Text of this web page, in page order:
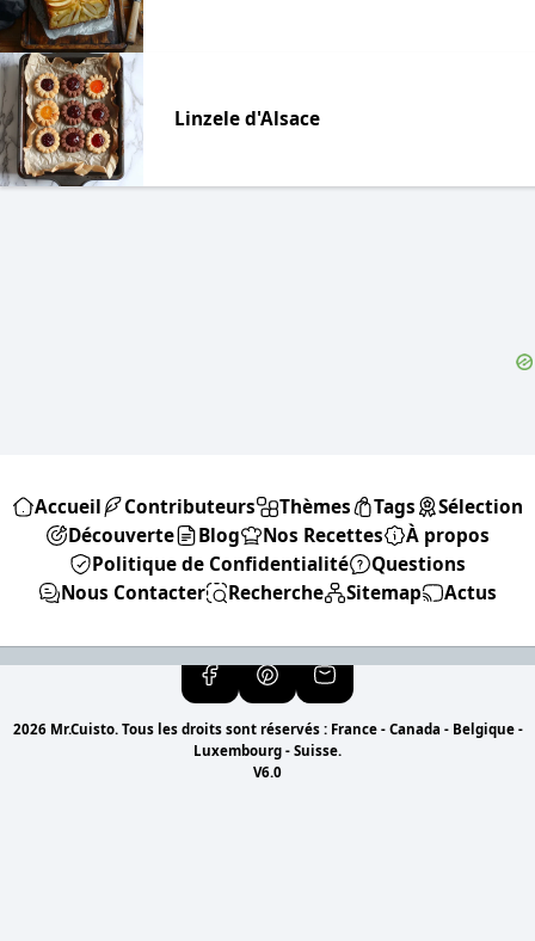
Linzele d'Alsace
Accueil Contributeurs Thèmes Tags
Sélection
Découverte
Blog Nos Recettes
À propos
Politique de Confidentialité
Questions
Nous Contacter
Recherche Sitemap Actus
2026 Mr.Cuisto. Tous les droits sont réservés : France - Canada - Belgique -
Luxembourg - Suisse.
V6.0